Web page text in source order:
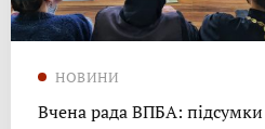
НОВИНИ
Вчена рада ВПБА: підсумки